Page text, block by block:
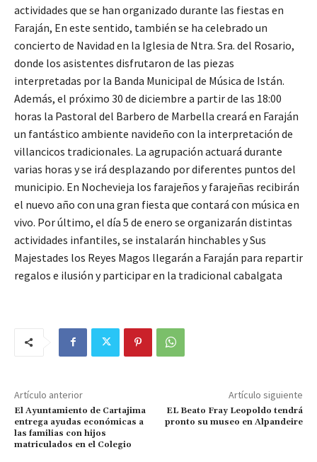
actividades que se han organizado durante las fiestas en
Faraján, En este sentido, también se ha celebrado un
concierto de Navidad en la Iglesia de Ntra. Sra. del Rosario,
donde los asistentes disfrutaron de las piezas
interpretadas por la Banda Municipal de Música de Istán.
Además, el próximo 30 de diciembre a partir de las 18:00
horas la Pastoral del Barbero de Marbella creará en Faraján
un fantástico ambiente navideño con la interpretación de
villancicos tradicionales. La agrupación actuará durante
varias horas y se irá desplazando por diferentes puntos del
municipio. En Nochevieja los farajeños y farajeñas recibirán
el nuevo año con una gran fiesta que contará con música en
vivo. Por último, el día 5 de enero se organizarán distintas
actividades infantiles, se instalarán hinchables y Sus
Majestades los Reyes Magos llegarán a Faraján para repartir
regalos e ilusión y participar en la tradicional cabalgata
Artículo anterior
El Ayuntamiento de Cartajima
entrega ayudas económicas a
las familias con hijos
matriculados en el Colegio
Artículo siguiente
EL Beato Fray Leopoldo tendrá
pronto su museo en Alpandeire